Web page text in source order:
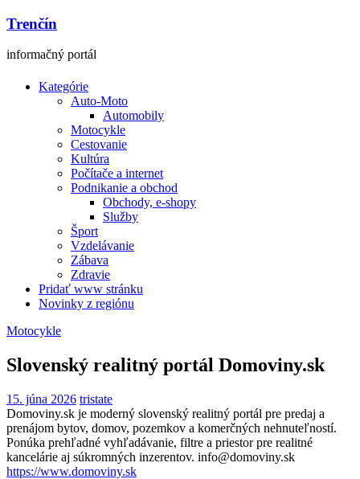
Trenčín
informačný portál
Kategórie
Auto-Moto
Automobily
Motocykle
Cestovanie
Kultúra
Počítače a internet
Podnikanie a obchod
Obchody, e-shopy
Služby
Šport
Vzdelávanie
Zábava
Zdravie
Pridať www stránku
Novinky z regiónu
Motocykle
Slovenský realitný portál Domoviny.sk
15. júna 2026 tristate
Domoviny.sk je moderný slovenský realitný portál pre predaj a
prenájom bytov, domov, pozemkov a komerčných nehnuteľností.
Ponúka prehľadné vyhľadávanie, filtre a priestor pre realitné
kancelárie aj súkromných inzerentov. info@domoviny.sk
https://www.domoviny.sk